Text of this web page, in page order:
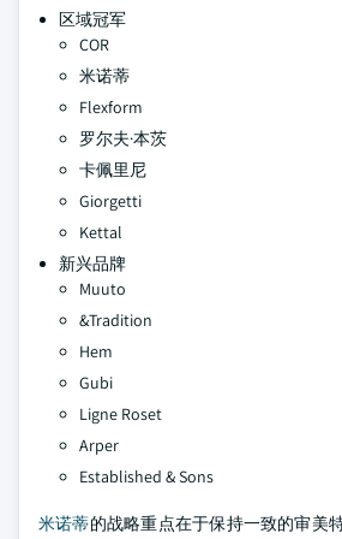
区域冠军
COR
米诺蒂
Flexform
罗尔夫·本茨
卡佩里尼
Giorgetti
Kettal
新兴品牌
Muuto
&Tradition
Hem
Gubi
Ligne Roset
Arper
Established & Sons
米诺蒂的战略重点在于保持一致的审美